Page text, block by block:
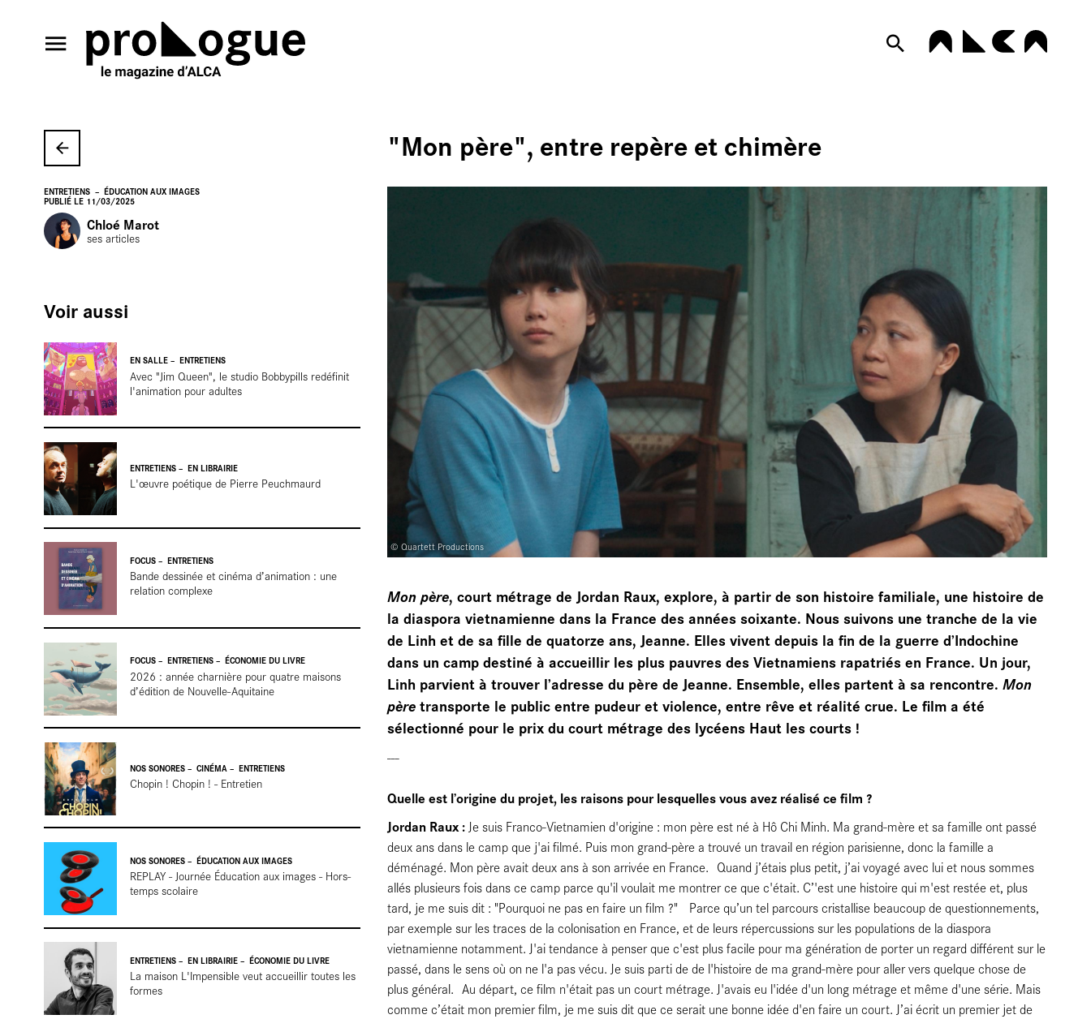
"Mon père", entre repère et chimère
ENTRETIENS
ÉDUCATION AUX IMAGES
PUBLIÉ LE 11/03/2025
Chloé Marot
ses articles
© Quartett Productions
Mon père, court métrage de Jordan Raux, explore, à partir de son histoire familiale, une histoire de
la diaspora vietnamienne dans la France des années soixante. Nous suivons une tranche de la vie
de Linh et de sa fille de quatorze ans, Jeanne. Elles vivent depuis la fin de la guerre d’Indochine
dans un camp destiné à accueillir les plus pauvres des Vietnamiens rapatriés en France. Un jour,
Linh parvient à trouver l’adresse du père de Jeanne. Ensemble, elles partent à sa rencontre.Mon
pèretransporte le public entre pudeur et violence, entre rêve et réalité crue. Le film a été
sélectionné pour le prix du court métrage des lycéens Haut les courts !
---
Quelle est l’origine du projet, les raisons pour lesquelles vous avez réalisé ce film ?
Jordan Raux : Je suis Franco-Vietnamien d'origine : mon père est né à Hô Chi Minh. Ma grand-mère et sa famille ont passé
deux ans dans le camp que j'ai filmé. Puis mon grand-père a trouvé un travail en région parisienne, donc la famille a
déménagé. Mon père avait deux ans à son arrivée en France. Quand j’étais plus petit, j’ai voyagé avec lui et nous sommes
allés plusieurs fois dans ce camp parce qu'il voulait me montrer ce que c'était. C’'est une histoire qui m'est restée et, plus
tard, je me suis dit : "Pourquoi ne pas en faire un film ?" Parce qu’un tel parcours cristallise beaucoup de questionnements,
par exemple sur les traces de la colonisation en France, et de leurs répercussions sur les populations de la diaspora
vietnamienne notamment. J'ai tendance à penser que c'est plus facile pour ma génération de porter un regard différent sur le
passé, dans le sens où on ne l'a pas vécu. Je suis parti de de l'histoire de ma grand-mère pour aller vers quelque chose de
plus général. Au départ, ce film n'était pas un court métrage. J'avais eu l'idée d'un long métrage et même d'une série. Mais
comme c’était mon premier film, je me suis dit que ce serait une bonne idée d'en faire un court. J’ai écrit un premier jet de
Voir aussi
EN SALLE ENTRETIENS
Avec "Jim Queen", le studio Bobbypills redéfinit
l'animation pour adultes
ENTRETIENS EN LIBRAIRIE
L'œuvre poétique de Pierre Peuchmaurd
FOCUS ENTRETIENS
Bande dessinée et cinéma d’animation : une
relation complexe
FOCUS ENTRETIENS ÉCONOMIE DU LIVRE
2026 : année charnière pour quatre maisons
d’édition de Nouvelle-Aquitaine
NOS SONORES CINÉMA ENTRETIENS
Chopin ! Chopin ! - Entretien
NOS SONORES ÉDUCATION AUX IMAGES
REPLAY - Journée Éducation aux images - Hors-
temps scolaire
ENTRETIENS EN LIBRAIRIE ÉCONOMIE DU LIVRE
La maison L'Impensible veut accueillir toutes les
formes
En salle
En
librairie
En
résidence
LES PLUMES DE
PROLOGUE
ÉCLAIRAGES
ARCHIVES